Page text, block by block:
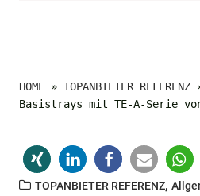
HOME »TOPANBIETER REFERENZ
Basistrays mit TE-A-Serie
TOPANBIETER REFERENZ,